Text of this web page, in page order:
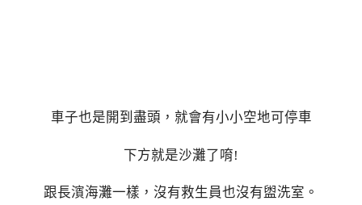
車子也是開到盡頭，就會有小小空地可停車
下方就是沙灘了唷!
跟長濱海灘一樣，沒有救生員也沒有盥洗室。